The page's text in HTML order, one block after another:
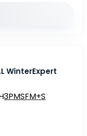
WinterExpert
3PMSFM+S